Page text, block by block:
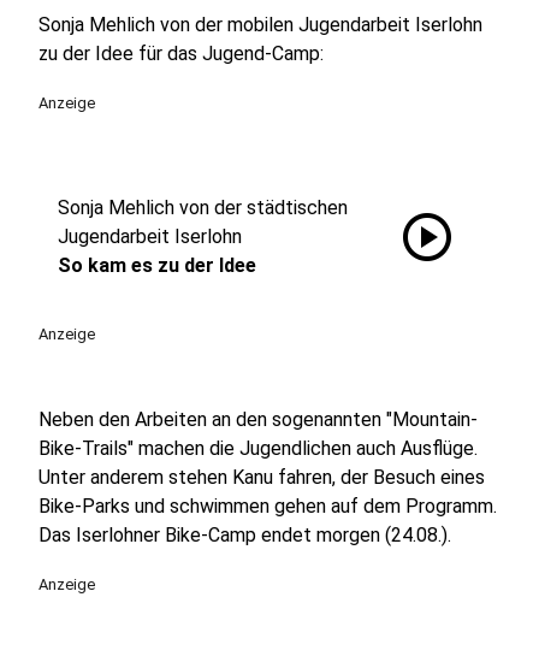
Sonja Mehlich von der mobilen Jugendarbeit Iserlohn
zu der Idee für das Jugend-Camp:
Anzeige
Sonja Mehlich von der städtischen
Jugendarbeit Iserlohn
So kam es zu der Idee
play_circle
Anzeige
Neben den Arbeiten an den sogenannten "Mountain-
Bike-Trails" machen die Jugendlichen auch Ausflüge.
Unter anderem stehen Kanu fahren, der Besuch eines
Bike-Parks und schwimmen gehen auf dem Programm.
Das Iserlohner Bike-Camp endet morgen (24.08.).
Anzeige